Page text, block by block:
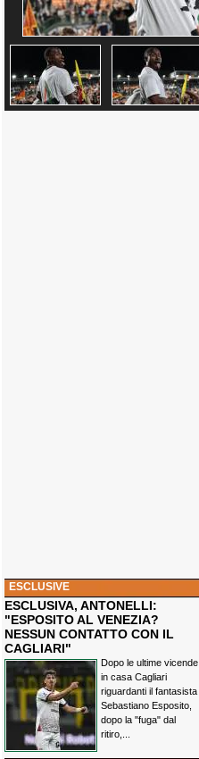
ESCLUSIVE
ESCLUSIVA, ANTONELLI:
"ESPOSITO AL VENEZIA?
NESSUN CONTATTO CON IL
CAGLIARI"
Dopo le ultime vicende
in casa Cagliari
riguardanti il fantasista
Sebastiano Esposito,
dopo la "fuga" dal
ritiro,...